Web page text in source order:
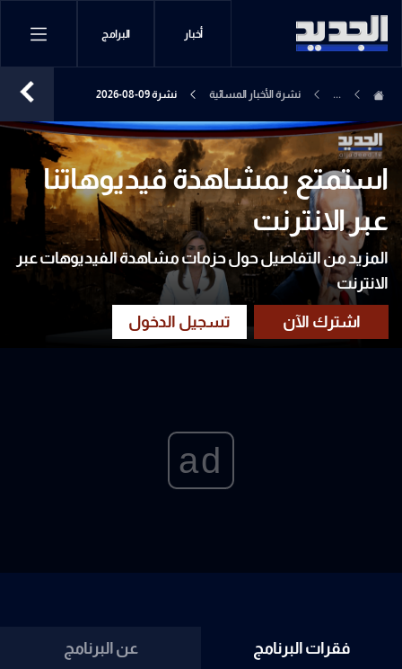
أخبار البرامج
... نشرة الأخبار المسائية نشرة 09-08-2026
استمتع بمشاهدة فيديوهاتنا
عبر الانترنت
المزيد من التفاصيل حول حزمات مشاهدة الفيديوهات عبر
الانترنت
ad
فقرات البرنامج عن البرنامج